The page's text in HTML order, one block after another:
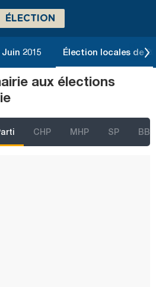
ÉLECTION
2015 Élection locales de
aux élections
CHP MHP SP BBP